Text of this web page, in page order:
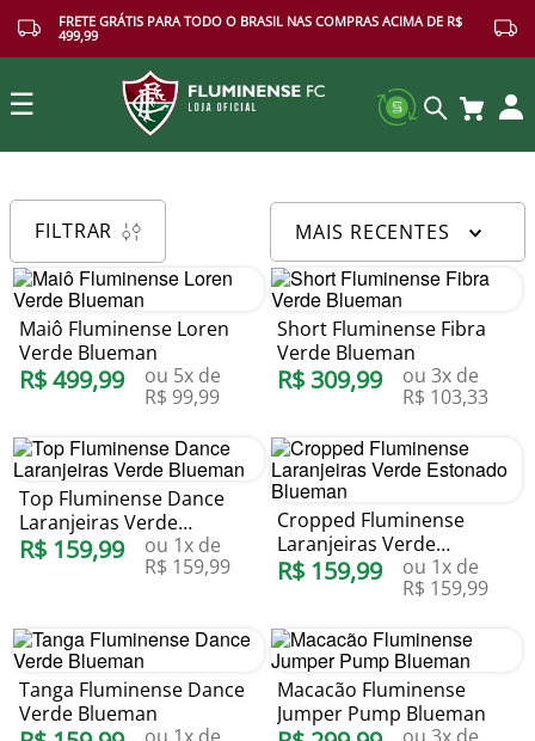
FRETE GRÁTIS PARA TODO O BRASIL NAS COMPRAS ACIMA DE R$
499,99
☰
FILTRAR MAIS RECENTES
Maiô Fluminense Loren
Verde Blueman
R$499,99 ou 5x de
R$ 99,99
Short Fluminense Fibra
Verde Blueman
R$ 309,99 ou 3x de
R$ 103,33
Top Fluminense Dance
Laranjeiras Verde
Blueman
R$ 159,99 ou 1x de
R$ 159,99
Cropped Fluminense
Laranjeiras Verde
Estonado Blueman
R$ 159,99 ou 1x de
R$ 159,99
Tanga Fluminense Dance
Verde Blueman
Macacão Fluminense
Jumper Pump Blueman